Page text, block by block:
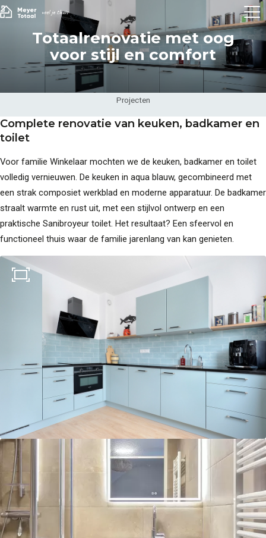
Keukens
Totaalrenovatie met oog
voor stijl en comfort
Projecten
Complete renovatie van keuken, badkamer en
toilet
Voor familie Winkelaar mochten we de keuken, badkamer en toilet
volledig vernieuwen. De keuken in aqua blauw, gecombineerd met
een strak composiet werkblad en moderne apparatuur. De badkamer
straalt warmte en rust uit, met een stijlvol ontwerp en een
praktische Sanibroyeur toilet. Het resultaat? Een sfeervol en
functioneel thuis waar de familie jarenlang van kan genieten.